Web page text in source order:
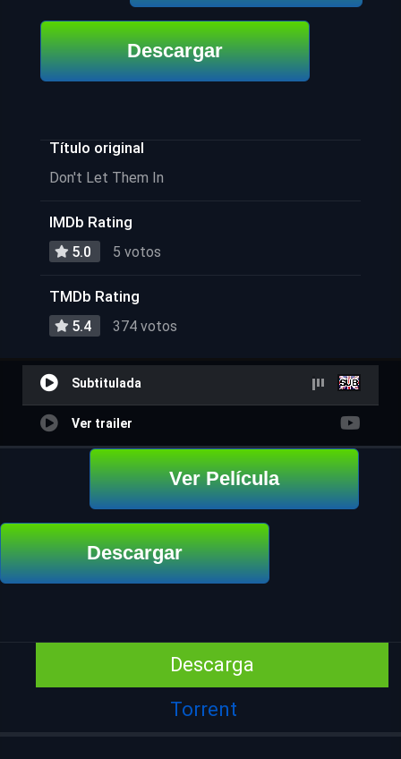
Descargar
Título original
Don't Let Them In
IMDb Rating
5.0 5 votos
TMDb Rating
5.4 374 votos
Subtitulada
Ver trailer
Ver Película
Descargar
Descarga
Torrent